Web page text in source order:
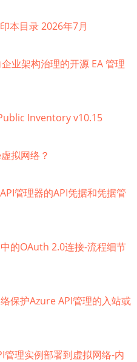
本目录 2026年7月
业架构治理的开源 EA 管理
Inventory v10.15
拟网络？
管理器的API凭据和凭据管
的OAuth 2.0连接-流程细节
保护Azure API管理的入站或
管理实例部署到虚拟网络-内